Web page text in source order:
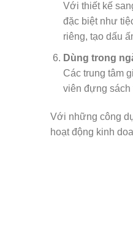
Với thiết kế
đặc biệt như
riêng, tạo dấu
Dùng trong
Các trung tâm
viên đựng sách
Với những công
hoạt động kinh